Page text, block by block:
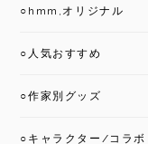
○hmm,オリジナル
○人気おすすめ
○作家別グッズ
○キャラクター/コラボ